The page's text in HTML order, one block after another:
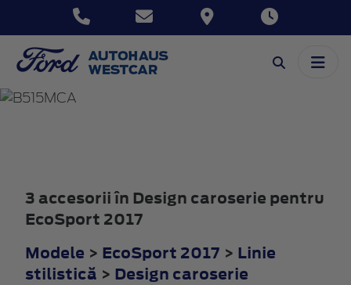
ECOSPORT
3 accesorii în Design caroserie pentru
EcoSport 2017
Modele > EcoSport 2017 > Linie
stilistică > Design caroserie